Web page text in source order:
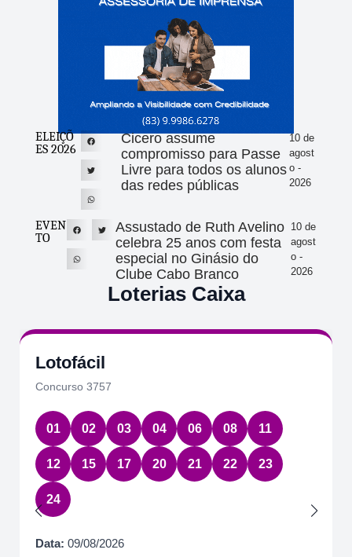
ELEIÇÕ
ES 2026
Cicero assume
compromisso para Passe
Livre para todos os alunos
das redes públicas
10 de
agost
o -
2026
EVEN
TO
Assustado de Ruth Avelino
celebra 25 anos com festa
especial no Ginásio do
Clube Cabo Branco
10 de
agost
o -
2026
Loterias Caixa
Lotofácil
Concurso 3757
01 02 03 04 06 08 11
12 15 17 20 21 22 23
24
Data: 09/08/2026